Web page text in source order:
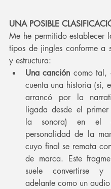
UNA POSIBLE
Me he permitido establecer
tipos de jingles conforme a
y estructura:
Una canción como tal,
cuenta una historia (sí,
arrancó por la
ligada desde el
la sonora) en el
personalidad de la
cuyo final se remata
de marca. Este
suele convertirse y
adelante como un